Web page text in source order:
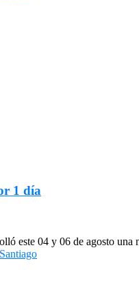
1 día
este 04 y 06 de agosto una